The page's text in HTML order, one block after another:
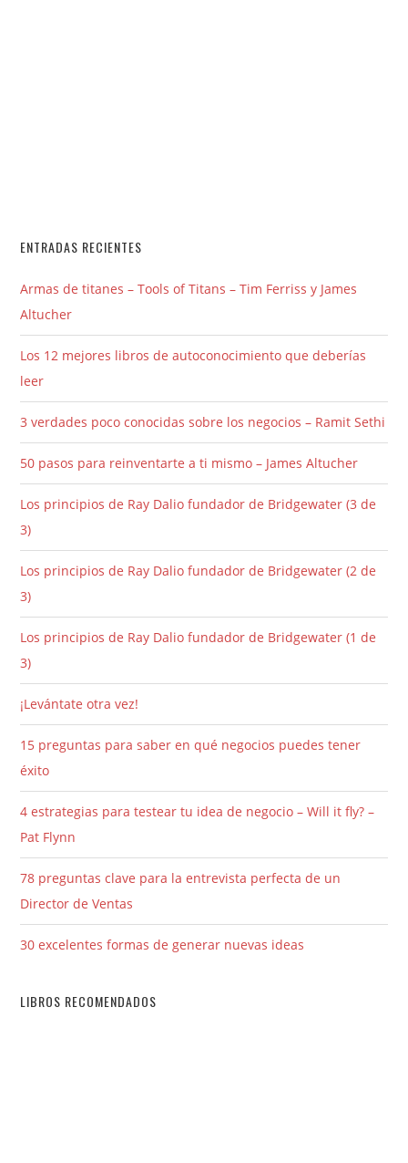
ENTRADAS RECIENTES
Armas de titanes – Tools of Titans – Tim Ferriss y James
Altucher
Los 12 mejores libros de autoconocimiento que deberías
leer
3 verdades poco conocidas sobre los negocios – Ramit Sethi
50 pasos para reinventarte a ti mismo – James Altucher
Los principios de Ray Dalio fundador de Bridgewater (3 de
3)
Los principios de Ray Dalio fundador de Bridgewater (2 de
3)
Los principios de Ray Dalio fundador de Bridgewater (1 de
3)
¡Levántate otra vez!
15 preguntas para saber en qué negocios puedes tener
éxito
4 estrategias para testear tu idea de negocio – Will it fly? –
Pat Flynn
78 preguntas clave para la entrevista perfecta de un
Director de Ventas
30 excelentes formas de generar nuevas ideas
LIBROS RECOMENDADOS